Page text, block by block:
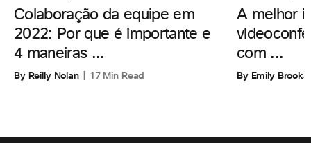
Colaboração da equipe em
2022: Por que é importante e
4 maneiras ...
By Reilly Nolan 17 Min Read
A melhor
com ...
By Emily Brooks